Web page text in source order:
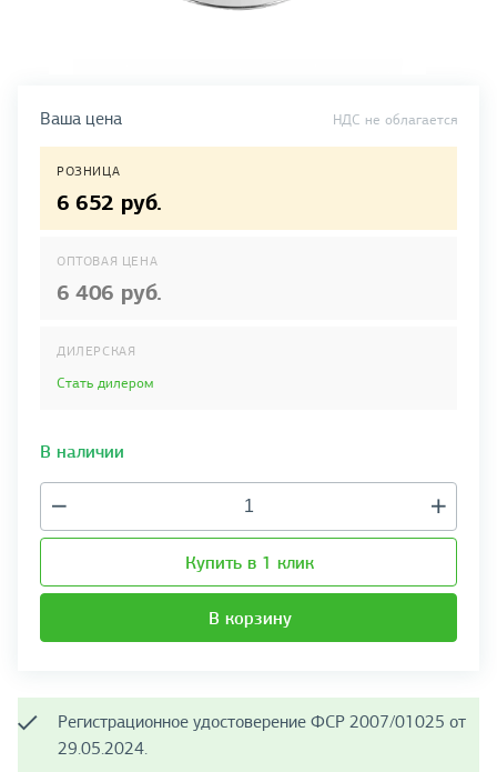
Ваша цена НДС не облагается
РОЗНИЦА
6 652 руб.
ОПТОВАЯ ЦЕНА
6 406 руб.
ДИЛЕРСКАЯ
Стать дилером
В наличии
Купить в 1 клик
В корзину
Регистрационное удостоверение ФСР 2007/01025 от
29.05.2024.